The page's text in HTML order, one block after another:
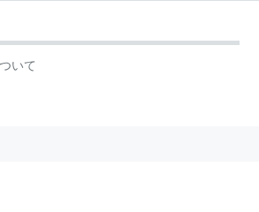
いて